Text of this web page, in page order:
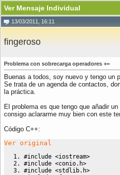
Ver Mensaje Individual
13/03/2011, 16:11
fingeroso
Problema con sobrecarga operadores +=
Buenas a todos, soy nuevo y tengo un
Se trata de un agenda de contactos,
la práctica.
El problema es que tengo que añadir
consigo aclararme muy bien con este
Código C++:
Ver original
#include <iostream>
#include <conio.h>
#include <stdlib.h>